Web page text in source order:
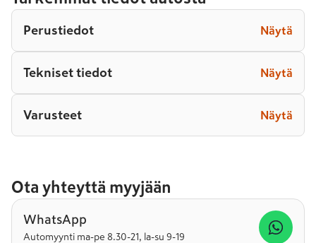
Perustiedot Näytä
Tekniset tiedot Näytä
Varusteet Näytä
Ota yhteyttä myyjään
WhatsApp
Automyynti ma-pe 8.30-21, la-su 9-19